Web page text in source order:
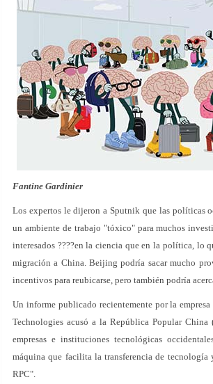
Fantine Gardinier
Los expertos le dijeron a Sputnik que las políticas
un ambiente de trabajo "tóxico" para muchos
interesados ????en la ciencia que en la política, lo
migración a China. Beijing podría sacar mucho
incentivos para reubicarse, pero también podría
Un informe publicado recientemente por la empresa
Technologies acusó a la República Popular China
empresas e instituciones tecnológicas
máquina que facilita la transferencia de tecnología
RPC".